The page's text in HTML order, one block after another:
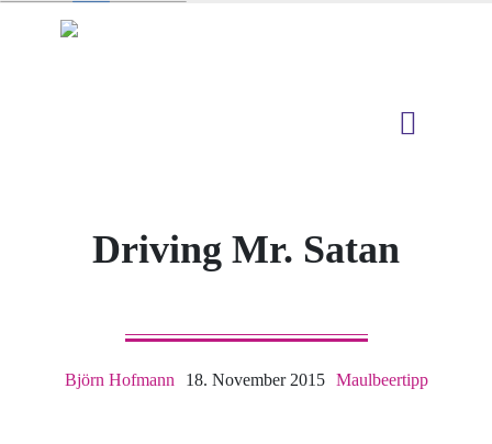
Driving Mr. Satan
Björn Hofmann 18. November 2015 Maulbeertipp